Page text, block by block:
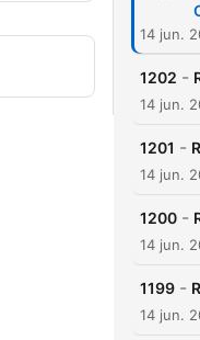
14 jun.
1202 -
14 jun.
1201 -
14 jun.
1200 -
14 jun.
1199 -
14 jun.